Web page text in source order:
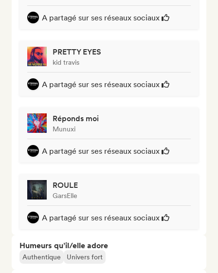
A partagé sur ses réseaux sociaux
PRETTY EYES
kid travis
A partagé sur ses réseaux sociaux
Réponds moi
Munuxi
A partagé sur ses réseaux sociaux
ROULE
GarsElle
A partagé sur ses réseaux sociaux
Humeurs qu’il/elle adore
Authentique Univers fort